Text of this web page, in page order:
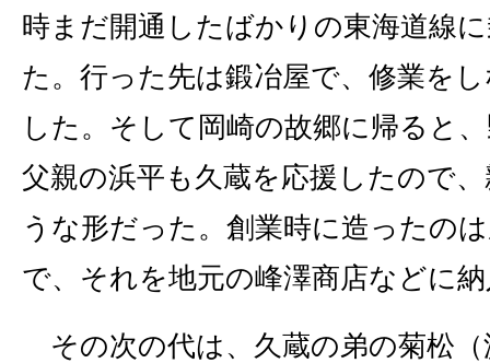
時まだ開通したばかりの東海道線
た。行った先は鍛冶屋で、修業を
した。そして岡崎の故郷に帰ると
父親の浜平も久蔵を応援したので
うな形だった。創業時に造ったの
で、それを地元の峰澤商店などに
その次の代は、久蔵の弟の菊松